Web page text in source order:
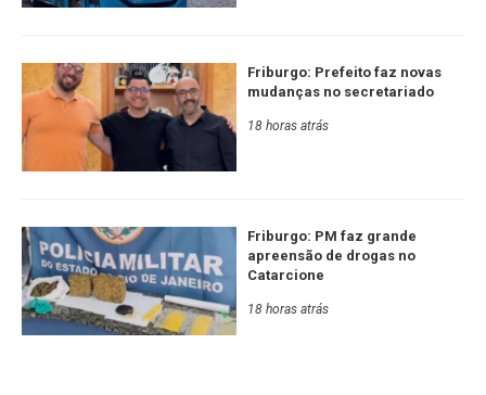
Friburgo: Prefeito faz novas
mudanças no secretariado
18 horas atrás
Friburgo: PM faz grande
apreensão de drogas no
Catarcione
18 horas atrás